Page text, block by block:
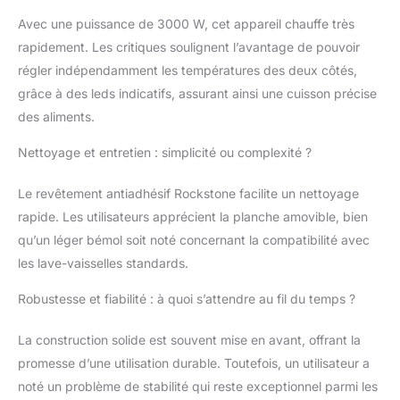
variété d'aliments en
même temps. Coupe-
vent pliable en acier
inoxydable. Pour éviter
Protège également
zones de cuisson avec
contrôle de
température
Selon l'aliment, il
indépendamment sur
ajustant le temps et la
température pour
Avec une puissance de 3000 W, cet appareil chauffe très
rapidement. Les critiques soulignent l’avantage de pouvoir
régler indépendamment les températures des deux côtés,
grâce à des leds indicatifs, assurant ainsi une cuisson précise
des aliments.
Nettoyage et entretien : simplicité ou complexité ?
Le revêtement antiadhésif Rockstone facilite un nettoyage
rapide. Les utilisateurs apprécient la planche amovible, bien
qu’un léger bémol soit noté concernant la compatibilité avec
les lave-vaisselles standards.
Robustesse et fiabilité : à quoi s’attendre au fil du temps ?
La construction solide est souvent mise en avant, offrant la
promesse d’une utilisation durable. Toutefois, un utilisateur a
noté un problème de stabilité qui reste exceptionnel parmi les